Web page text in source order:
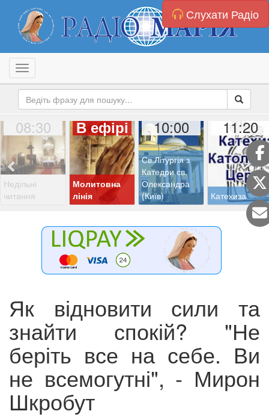
Слухати Радіо
Toggle navigation
08:30
Недільні
читання
В ефірі
Молитовна
лінія
10:00
Св.Літургія з
Катедри св.
Олександра
(Київ)
11:20
Катехиза
Як відновити сили та
знайти спокій? "Не
беріть все на себе. Ви
не всемогутні", - Мирон
Шкробут